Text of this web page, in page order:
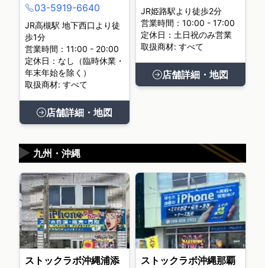
03-5919-6640
JR高槻駅 地下西口より徒
歩1分
営業時間：11:00 - 20:00
定休日：なし（臨時休業・
年末年始を除く）
取扱商材: すべて
店舗詳細・地図
JR姫路駅より徒歩2分
営業時間：10:00 - 17:00
定休日：土日祝のみ営業
取扱商材: すべて
店舗詳細・地図
九州・沖縄
▶
ストックラボ沖縄浦添
ストックラボ沖縄那覇